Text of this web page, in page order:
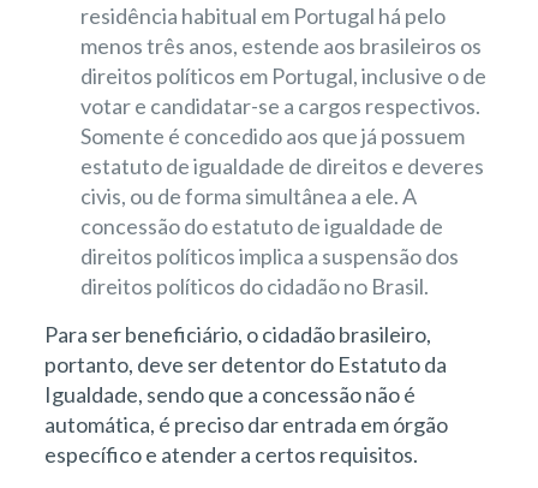
residência habitual em Portugal há pelo
menos três anos, estende aos brasileiros os
direitos políticos em Portugal, inclusive o de
votar e candidatar-se a cargos respectivos.
Somente é concedido aos que já possuem
estatuto de igualdade de direitos e deveres
civis, ou de forma simultânea a ele. A
concessão do estatuto de igualdade de
direitos políticos implica a suspensão dos
direitos políticos do cidadão no Brasil.
Para ser beneficiário, o cidadão brasileiro,
portanto, deve ser detentor do Estatuto da
Igualdade, sendo que a concessão não é
automática, é preciso dar entrada em órgão
específico e atender a certos requisitos.